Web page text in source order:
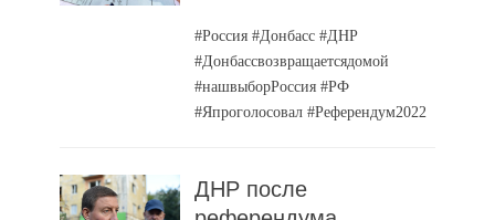
#Россия #Донбасс #ДНР
#Донбассвозвращаетсядомой
#нашвыборРоссия #РФ
#Япроголосовал #Референдум2022
ДНР после